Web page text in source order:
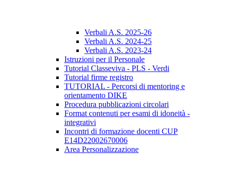
Verbali A.S. 2025-26
Verbali A.S. 2024-25
Verbali A.S. 2023-24
Istruzioni per il Personale
Tutorial Classeviva - PLS - Verdi
Tutorial firme registro
TUTORIAL - Percorsi di mentoring e
orientamento DIKE
Procedura pubblicazioni circolari
Format contenuti per esami di idoneità -
integrativi
Incontri di formazione docenti CUP
E14D22002670006
Area Personalizzazione